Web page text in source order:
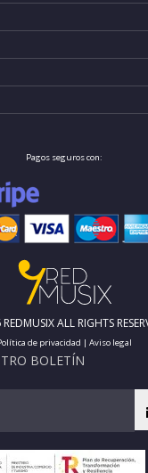
Pagos seguros con:
ALL RIGHTS
de privacidad | Aviso legal
BOLETÍN